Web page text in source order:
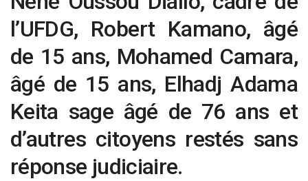
l’UFDG, Robert Kamano, âgé
de 15 ans, Mohamed Camara,
âgé de 15 ans, Elhadj Adama
Keita sage âgé de 76 ans et
d’autres citoyens restés sans
réponse judiciaire.